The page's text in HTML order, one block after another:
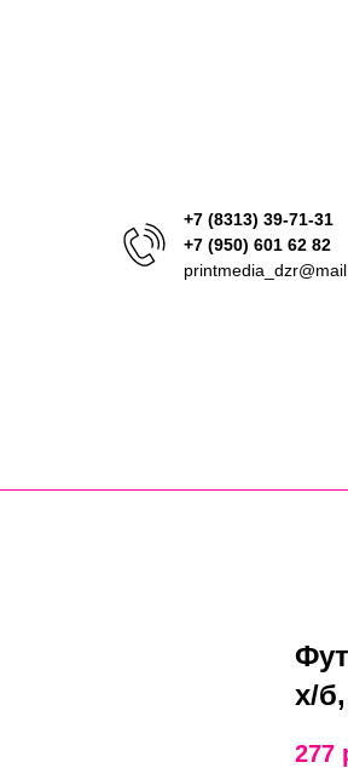
+7 (8313) 39-71-31
+7 (950) 601 62 82
х/
277